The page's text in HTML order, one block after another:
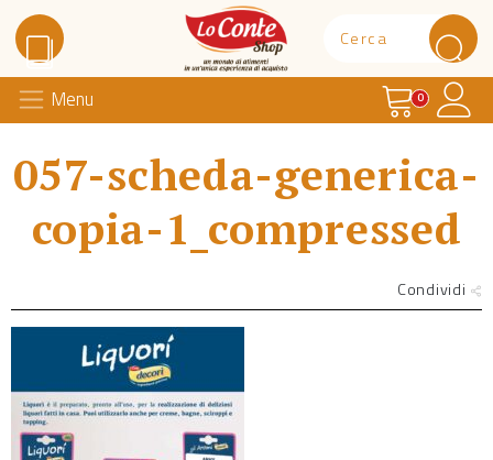
Lo Conte Shop
Menu Carrello
0
057-scheda-generica-
copia-1_compressed
Condividi